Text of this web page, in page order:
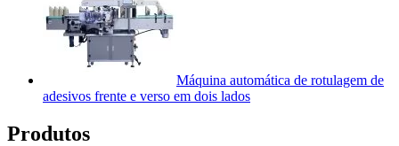
Máquina automática de rotulagem de
adesivos frente e verso em dois lados
Produtos